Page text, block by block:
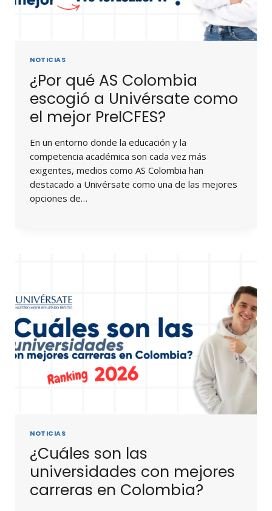
NOTICIAS
¿Por qué AS Colombia
escogió a Univérsate como
el mejor PreICFES?
En un entorno donde la educación y la
competencia académica son cada vez más
exigentes, medios como AS Colombia han
destacado a Univérsate como una de las mejores
opciones de…
NOTICIAS
¿Cuáles son las
universidades con mejores
carreras en Colombia?